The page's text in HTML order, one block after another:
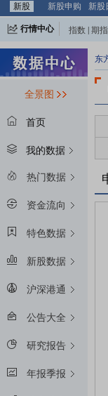
新股
新股申购 新股
行情中心 指数 期指
全景图
首页
我的数据
热门数据
资金流向
特色数据
新股数据
沪深港通
公告大全
研究报告
年报季报
东